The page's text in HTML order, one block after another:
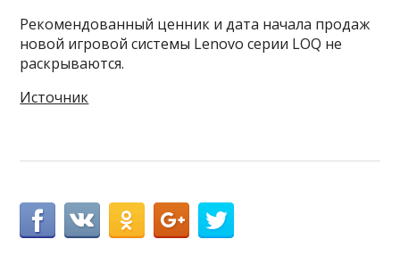
Рекомендованный ценник и дата начала продаж
новой игровой системы Lenovo серии LOQ не
раскрываются.
Источник